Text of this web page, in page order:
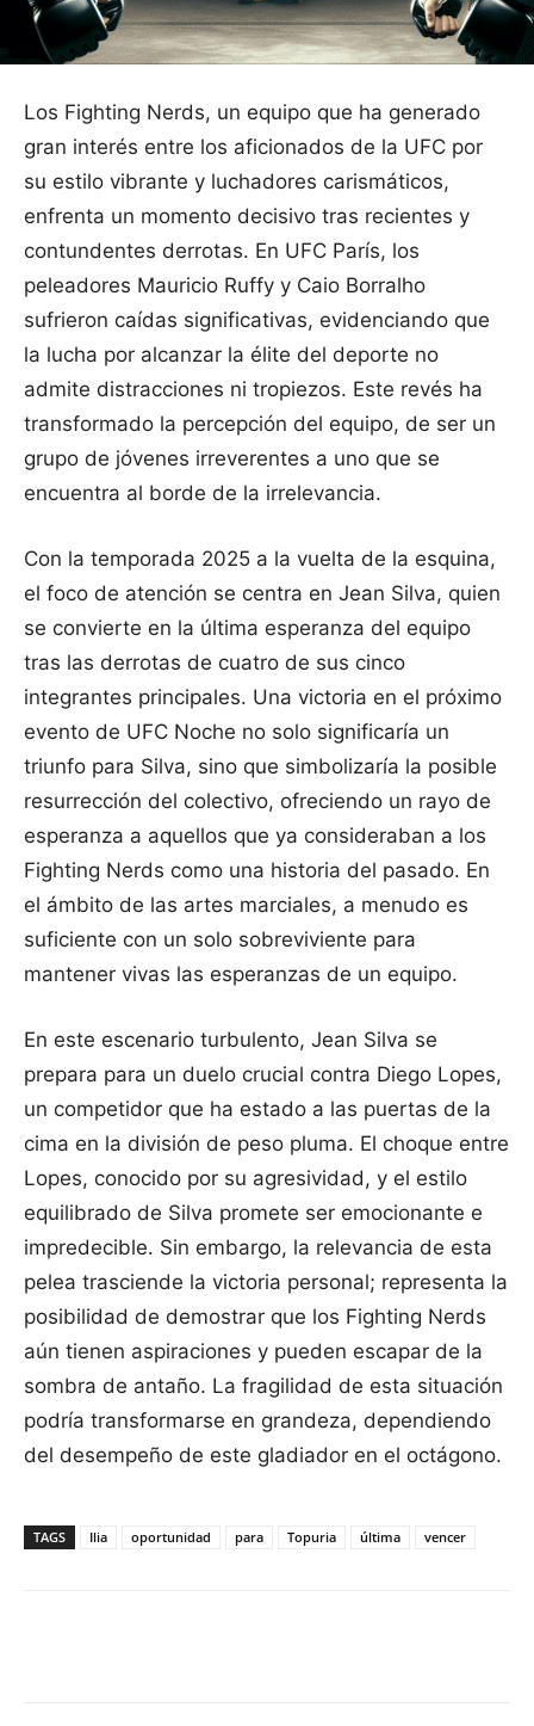
Los Fighting Nerds, un equipo que ha generado
gran interés entre los aficionados de la UFC por
su estilo vibrante y luchadores carismáticos,
enfrenta un momento decisivo tras recientes y
contundentes derrotas. En UFC París, los
peleadores Mauricio Ruffy y Caio Borralho
sufrieron caídas significativas, evidenciando que
la lucha por alcanzar la élite del deporte no
admite distracciones ni tropiezos. Este revés ha
transformado la percepción del equipo, de ser un
grupo de jóvenes irreverentes a uno que se
encuentra al borde de la irrelevancia.
Con la temporada 2025 a la vuelta de la esquina,
el foco de atención se centra en Jean Silva, quien
se convierte en la última esperanza del equipo
tras las derrotas de cuatro de sus cinco
integrantes principales. Una victoria en el próximo
evento de UFC Noche no solo significaría un
triunfo para Silva, sino que simbolizaría la posible
resurrección del colectivo, ofreciendo un rayo de
esperanza a aquellos que ya consideraban a los
Fighting Nerds como una historia del pasado. En
el ámbito de las artes marciales, a menudo es
suficiente con un solo sobreviviente para
mantener vivas las esperanzas de un equipo.
En este escenario turbulento, Jean Silva se
prepara para un duelo crucial contra Diego Lopes,
un competidor que ha estado a las puertas de la
cima en la división de peso pluma. El choque entre
Lopes, conocido por su agresividad, y el estilo
equilibrado de Silva promete ser emocionante e
impredecible. Sin embargo, la relevancia de esta
pelea trasciende la victoria personal; representa la
posibilidad de demostrar que los Fighting Nerds
aún tienen aspiraciones y pueden escapar de la
sombra de antaño. La fragilidad de esta situación
podría transformarse en grandeza, dependiendo
del desempeño de este gladiador en el octágono.
TAGS Ilia oportunidad para Topuria última vencer